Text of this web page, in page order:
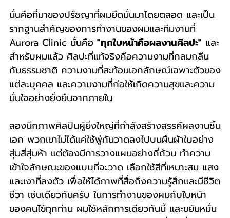
นั่นคือที่มาของปรัชญาที่ผมยึดมั่นมาโดยตลอด และเป็น
รากฐานสำคัญของการทำงานของผมและทีมงานที่
Aurora Clinic นั่นคือ "ทุกใบหน้าคือผลงานศิลปะ" และ
สำหรับผมแล้ว ศิลปะที่แท้จริงคือความงามที่กลมกลืน
กับธรรมชาติ ความงามที่สะท้อนเอกลักษณ์เฉพาะตัวของ
แต่ละบุคคล และความงามที่ก่อให้เกิดความสุขและความ
มั่นใจอย่างยั่งยืนจากภายใน
ลองนึกภาพศิลปินผู้ยิ่งใหญ่ที่กำลังสร้างสรรค์ผลงานชิ้น
เอก พวกเขาไม่ได้แค่ใช้พู่กันวาดลงไปบนผืนผ้าใบอย่าง
สุ่มสี่สุ่มห้า แต่ต้องมีการวางแผนอย่างถี่ถ้วน ทำความ
เข้าใจลักษณะของแบบที่จะวาด เลือกใช้สีที่เหมาะสม แสง
และเงาที่ลงตัว เพื่อให้ได้ภาพที่สื่อถึงความรู้สึกและมีชีวิต
ชีวา เช่นเดียวกันครับ ในการทำงานของผมกับใบหน้า
ของคนไข้ทุกท่าน ผมใช้หลักการเดียวกันนี้ และขยันหมั่น